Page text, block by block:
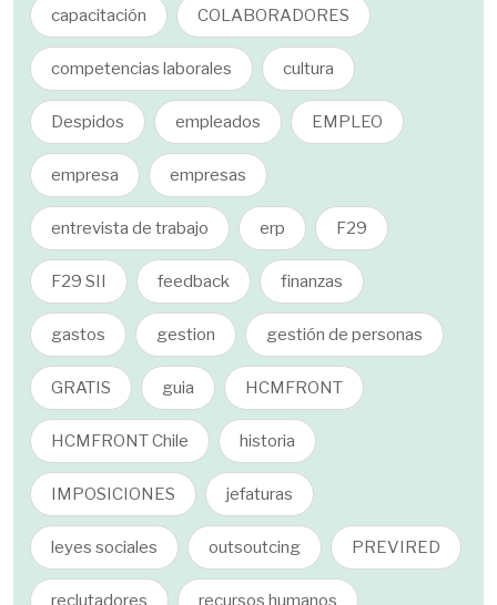
capacitación COLABORADORES
competencias laborales cultura
Despidos empleados EMPLEO
empresa empresas
entrevista de trabajo erp F29
F29 SII feedback finanzas
gastos gestion gestión de personas
GRATIS guia HCMFRONT
HCMFRONT Chile historia
IMPOSICIONES jefaturas
leyes sociales outsoutcing PREVIRED
reclutadores recursos humanos